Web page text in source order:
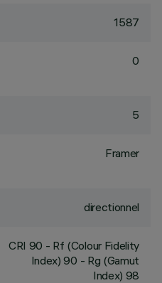
1587
0
5
Framer
directionnel
CRI 90 - Rf (Colour Fidelity
Index) 90 - Rg (Gamut
Index) 98